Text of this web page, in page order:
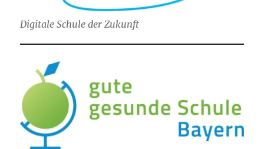
Digitale Schule der Zukunft